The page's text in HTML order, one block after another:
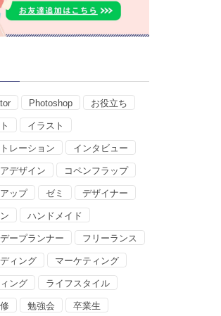
Photoshop お役立ち
イラスト
レーション インタビュー
デザイン コペンフラップ
ップ ゼミ デザイナー
ハンドメイド
ープランナー フリーランス
ィング マーケティング
ング ライフスタイル
勉強会 卒業生